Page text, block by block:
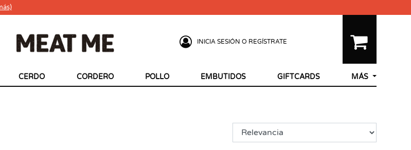
INICIA SESIÓN O REGÍSTRATE
CERDO CORDERO POLLO EMBUTIDOS GIFTCARDS MÁS